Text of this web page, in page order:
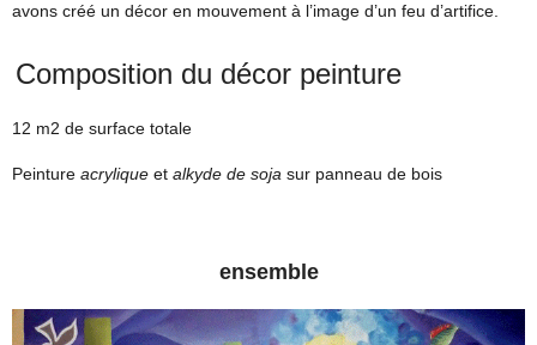
avons créé un décor en mouvement à l’image d’un feu d’artifice.
Composition du décor peinture
12 m2 de surface totale
Peinture acrylique et alkyde de soja sur panneau de bois
ensemble